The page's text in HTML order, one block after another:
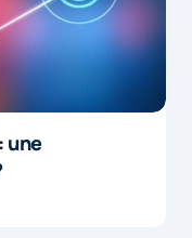
une